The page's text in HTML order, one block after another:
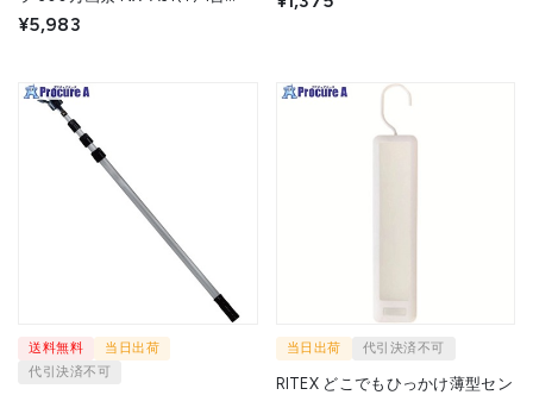
▼718-6031
¥5,983
送料無料
当日出荷
代引決済不可
当日出荷 代引決済不可
RITEX どこでもひっかけ薄型セン